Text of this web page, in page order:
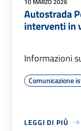
10 MARZO 2026
Autostrada
interventi in
Informazioni
Comunicazione
LEGGI DI PIÙ